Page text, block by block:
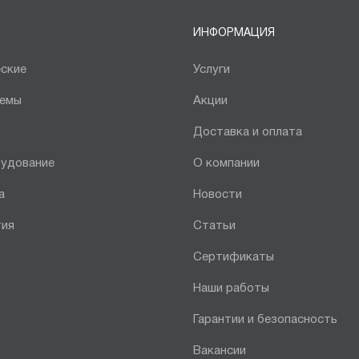
ИНФОРМАЦИЯ
Услуги
Акции
Доставка и оплата
О компании
Новости
Статьи
Сертификаты
Наши работы
Гарантии и безопасность
Вакансии